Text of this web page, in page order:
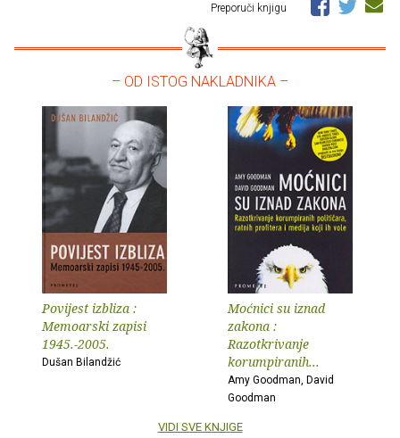
Preporuči knjigu
– OD ISTOG NAKLADNIKA –
Povijest izbliza :
Memoarski zapisi
1945.-2005.
Dušan Bilandžić
Moćnici su iznad
zakona :
Razotkrivanje
korumpiranih...
Amy Goodman, David
Goodman
VIDI SVE KNJIGE